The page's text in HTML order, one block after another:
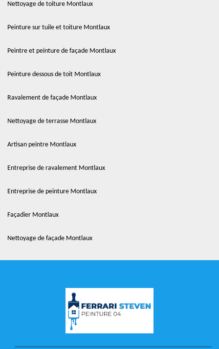
Nettoyage de toiture Montlaux
Peinture sur tuile et toiture Montlaux
Peintre et peinture de façade Montlaux
Peinture dessous de toit Montlaux
Ravalement de façade Montlaux
Nettoyage de terrasse Montlaux
Artisan peintre Montlaux
Entreprise de ravalement Montlaux
Entreprise de peinture Montlaux
Façadier Montlaux
Nettoyage de façade Montlaux